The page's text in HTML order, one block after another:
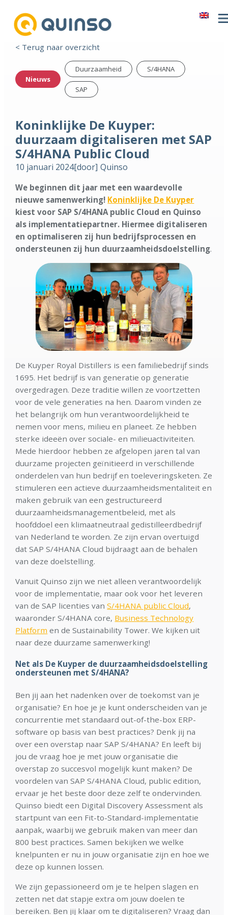
< Terug naar overzicht
Nieuws
Duurzaamheid S/4HANA
SAP
Koninklijke De Kuyper:
duurzaam digitaliseren met SAP
S/4HANA Public Cloud
10 januari 2024[door] Quinso
We beginnen dit jaar met een waardevolle
nieuwe samenwerking! Koninklijke De Kuyper
kiest voor SAP S/4HANA public Cloud en Quinso
als implementatiepartner. Hiermee digitaliseren
en optimaliseren zij hun bedrijfsprocessen en
ondersteunen zij hun duurzaamheidsdoelstelling.
De Kuyper Royal Distillers is een familiebedrijf sinds
1695. Het bedrijf is van generatie op generatie
overgedragen. Deze traditie willen ze voortzetten
voor de vele generaties na hen. Daarom vinden ze
het belangrijk om hun verantwoordelijkheid te
nemen voor mens, milieu en planeet. Ze hebben
sterke ideeën over sociale- en milieuactiviteiten.
Mede hierdoor hebben ze afgelopen jaren tal van
duurzame projecten geïnitieerd in verschillende
onderdelen van hun bedrijf en toeleveringsketen. Ze
stimuleren een actieve duurzaamheidsmentaliteit en
maken gebruik van een gestructureerd
duurzaamheidsmanagementbeleid, met als
hoofddoel een klimaatneutraal gedistilleerdbedrijf
van Nederland te worden. Ze zijn ervan overtuigd
dat SAP S/4HANA Cloud bijdraagt aan de behalen
van deze doelstelling.
Vanuit Quinso zijn we niet alleen verantwoordelijk
voor de implementatie, maar ook voor het leveren
van de SAP licenties vanS/4HANA public Cloud,
waaronder S/4HANA core, Business Technology
Platform en de Sustainability Tower. We kijken uit
naar deze duurzame samenwerking!
Net als De Kuyper de duurzaamheidsdoelstelling
ondersteunen met S/4HANA?
Ben jij aan het nadenken over de toekomst van je
organisatie? En hoe je je kunt onderscheiden van je
concurrentie met standaard out-of-the-box ERP-
software op basis van best practices? Denk jij na
over een overstap naar SAP S/4HANA? En leeft bij
jou de vraag hoe je met jouw organisatie die
overstap zo succesvol mogelijk kunt maken? De
voordelen van SAP S/4HANA Cloud, public edition,
ervaar je het beste door deze zelf te ondervinden.
Quinso biedt een Digital Discovery Assessment als
startpunt van een Fit-to-Standard-implementatie
aanpak, waarbij we gebruik maken van meer dan
800 best practices. Samen bekijken we welke
knelpunten er nu in jouw organisatie zijn en hoe we
deze op kunnen lossen.
We zijn gepassioneerd om je te helpen slagen en
zetten net dat stapje extra om jouw doelen te
bereiken. Ben jij klaar om te digitaliseren? Vraag dan